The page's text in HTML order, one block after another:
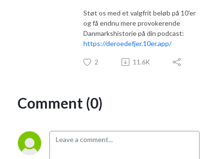
Støt os med et valgfrit beløb på 10'er
og få endnu mere provokerende
Danmarkshistorie på din podcast:
https://deroedefjer.10er.app/
2 11.6K
Comment (0)